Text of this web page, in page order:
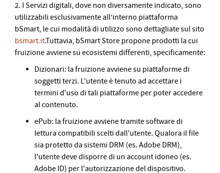
2. I Servizi digitali, dove non diversamente indicato, sono
utilizzabili esclusivamente all’interno piattaforma
bSmart, le cui modalità di utilizzo sono dettagliate sul sito
bsmart.it.Tuttavia, bSmart Store propone prodotti la cui
fruizione avviene su ecosistemi differenti, specificamente:
Dizionari: la fruizione avviene su piattaforme di
soggetti terzi. L'utente è tenuto ad accettare i
termini d'uso di tali piattaforme per poter accedere
al contenuto.
ePub: la fruizione avviene tramite software di
lettura compatibili scelti dall'utente. Qualora il file
sia protetto da sistemi DRM (es. Adobe DRM),
l'utente deve disporre di un account idoneo (es.
Adobe ID) per l'autorizzazione del dispositivo.